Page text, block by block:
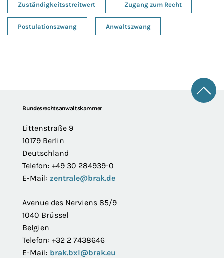
Zuständigkeitsstreitwert Zugang zum Recht
Postulationszwang Anwaltszwang
FooterBundesrechtsanwaltskammer
Littenstraße 9
10179 Berlin
Deutschland
Telefon: +49 30 284939-0
E-Mail: zentrale@brak.de
Avenue des Nerviens 85/9
1040 Brüssel
Belgien
Telefon: +32 2 7438646
E-Mail: brak.bxl@brak.eu